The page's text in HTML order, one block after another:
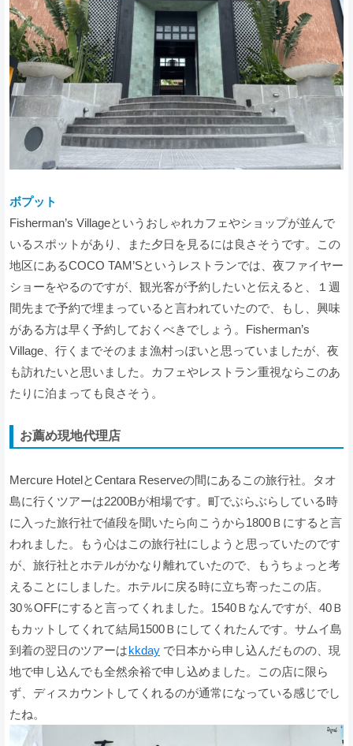
ボプット
Fisherman’s Villageというおしゃれカフェやショップが並んで
いるスポットがあり、また夕日を見るには良さそうです。この
地区にあるCOCO TAM’Sというレストランでは、夜ファイヤー
ショーをやるのですが、観光客が予約したいと伝えると、１週
間先まで予約で埋まっていると言われていたので、もし、興味
がある方は早く予約しておくべきでしょう。Fisherman’s
Village、行くまでそのまま漁村っぽいと思っていましたが、夜
も訪れたいと思いました。カフェやレストラン重視ならこのあ
たりに泊まっても良さそう。
お薦め現地代理店
Mercure HotelとCentara Reserveの間にあるこの旅行社。タオ
島に行くツアーは2200Bが相場です。町でぶらぶらしている時
に入った旅行社で値段を聞いたら向こうから1800Ｂにすると言
われました。もう心はこの旅行社にしようと思っていたのです
が、旅行社とホテルがかなり離れていたので、もうちょっと考
えることにしました。ホテルに戻る時に立ち寄ったこの店。
30％OFFにすると言ってくれました。1540Ｂなんですが、40Ｂ
もカットしてくれて結局1500Ｂにしてくれたんです。サムイ島
到着の翌日のツアーはkkday で日本から申し込んだものの、現
地で申し込んでも全然余裕で申し込めました。この店に限ら
ず、ディスカウントしてくれるのが通常になっている感じでし
たね。